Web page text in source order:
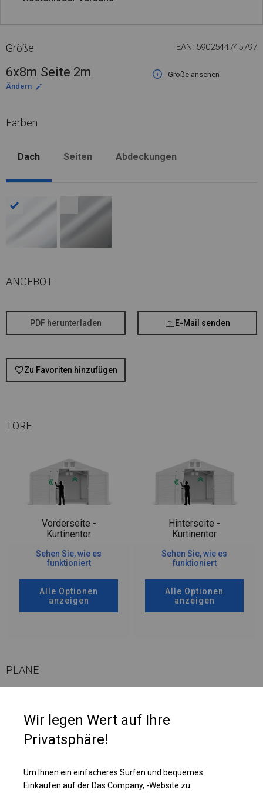
Größe EAN: 5902544745797
6x8m Seite 2m
Größe ansehen
Ändern
Farben
Dach Seiten Abdeckungen
ANGEBOT
PDF herunterladen E-Mail senden
Zu Favoriten hinzufügen
TORE
Vorderseite -
Kurtinentor
Sehen Sie, wie es
funktioniert
Alle Optionen
anzeigen
Hinterseite -
Kurtinentor
Sehen Sie, wie es
funktioniert
Alle Optionen
anzeigen
PLANE
Restaurants als zusätzlicher Platz für Gäste oder als Fanzone genutzt.
Diese Art der Plane macht die Nutzung des Zeltes komfortabel und auch
bei vollständig geschlossenem Zelt möglich.
Einzelheiten ansehen
Wir legen Wert auf Ihre
Privatsphäre!
Um Ihnen ein einfacheres Surfen und bequemes
Einkaufen auf der Das Company, -Website zu